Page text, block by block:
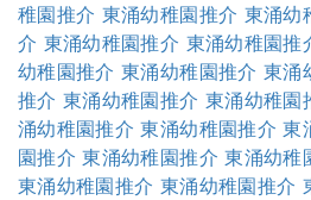
稚園推介 東涌幼稚園推介 東涌幼
介 東涌幼稚園推介 東涌幼稚園推
幼稚園推介 東涌幼稚園推介 東涌
推介 東涌幼稚園推介 東涌幼稚園
涌幼稚園推介 東涌幼稚園推介 東
園推介 東涌幼稚園推介 東涌幼稚
東涌幼稚園推介 東涌幼稚園推介